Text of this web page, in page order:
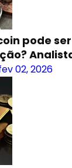
pode
02, 2026